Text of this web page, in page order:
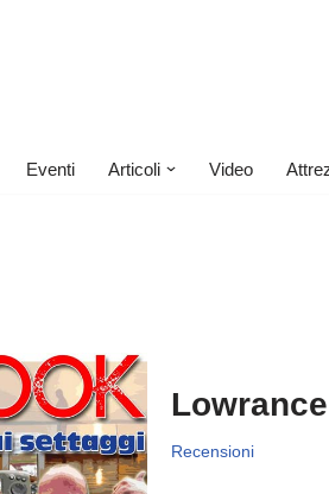
Eventi Articoli Video
Recensioni